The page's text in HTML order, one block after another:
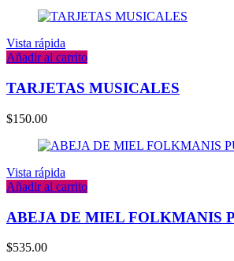
Vista rápida
Añadir al carrito
TARJETAS MUSICALES
$150.00
Vista rápida
Añadir al carrito
ABEJA DE MIEL FOLKMANIS
$535.00